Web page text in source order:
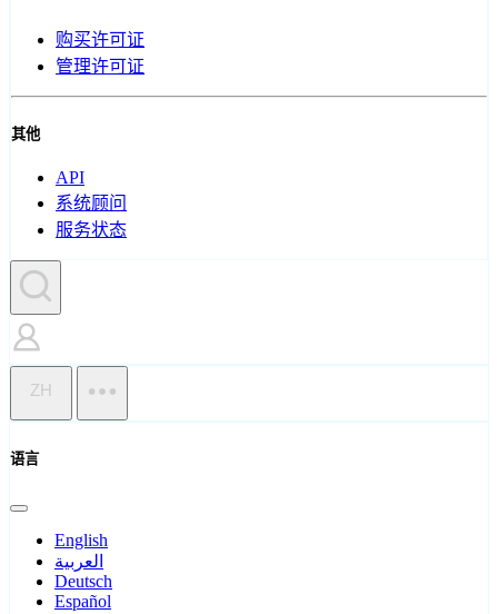
购买许可证
管理许可证
其他
API
系统顾问
服务状态
ZH
语言
English
العربية
Deutsch
Español